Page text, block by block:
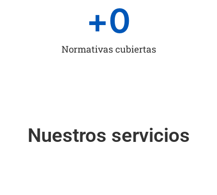
Normativas cubiertas
+0
Nuestros servicios